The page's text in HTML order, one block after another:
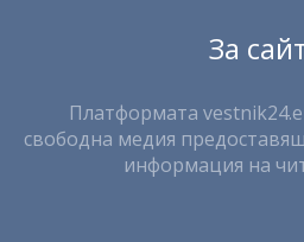
За
Платформата
свободна медия
информация на